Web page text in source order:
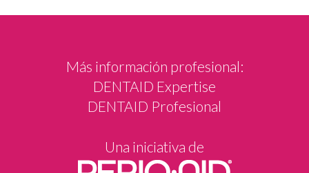
Más información profesional:
DENTAID Expertise
DENTAID Profesional
Una iniciativa de